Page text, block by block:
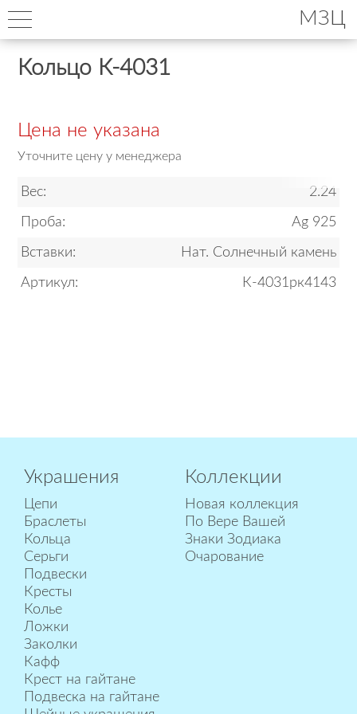
МЗЦ
Кольцо К-4031
Цена не указана
Уточните цену у менеджера
Вес: 2.24
Проба: Ag 925
Вставки: Нат. Солнечный камень
Артикул: К-4031рк4143
Украшения
Цепи
Браслеты
Кольца
Серьги
Подвески
Кресты
Колье
Ложки
Заколки
Кафф
Крест на гайтане
Подвеска на гайтане
Коллекции
Новая коллекция
По Вере Вашей
Знаки Зодиака
Очарование